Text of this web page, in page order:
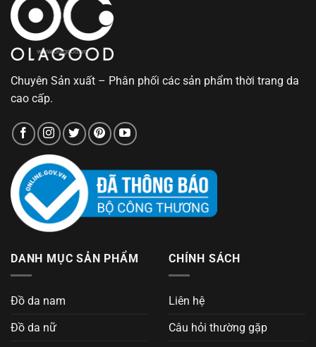
Chuyên Sản xuất – Phân phối các sản phẩm thời trang da
cao cấp.
DANH MỤC SẢN PHẨM
Đồ da nam
Đồ da nữ
CHÍNH SÁCH
Liên hệ
Câu hỏi thường gặp